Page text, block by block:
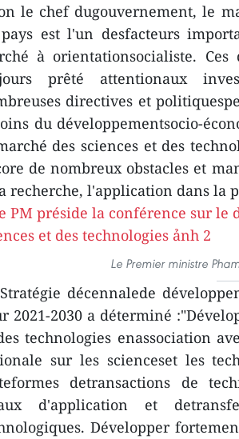
le chef dugouvernement, le
est l'un desfacteurs
à orientationsocialiste.
prêté attentionaux
directives et
du développementsocio-
des sciences et des
de nombreux obstacles et
recherche, l'application dans la
Le Premier ministre
décennalede
2021-2030 a déterminé
technologies enassociation
sur les scienceset les
detransactions de
d'application et
Développer